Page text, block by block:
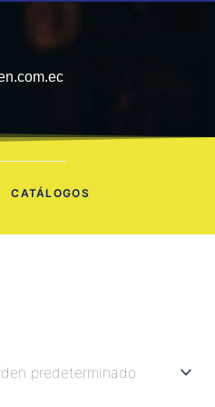
CATÁLOGOS